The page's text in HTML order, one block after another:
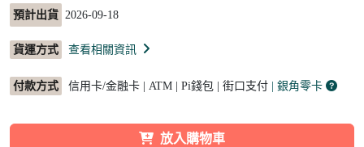
預計出貨 2026-09-18
貨運方式 查看相關資訊
付款方式 信用卡/金融卡 | ATM | Pi錢包 | 街口支付 | 銀角零卡
放入購物車